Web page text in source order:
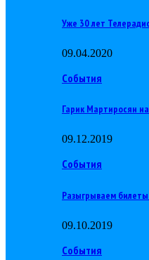
Уже 30 лет
09.04.2020
События
Гарик Мартиросян
09.12.2019
События
Разыгрываем
09.10.2019
События